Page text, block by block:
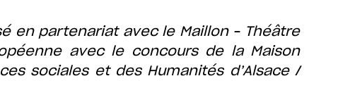
en partenariat avec le Maillon – Théâtre
avec le concours de la Maison
sociales et des Humanités d’Alsace /